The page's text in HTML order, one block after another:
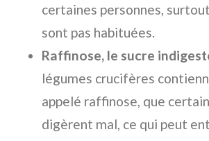
certaines personnes,
sont pas habituées.
Raffinose, le sucre
légumes crucifères
appelé raffinose, que
digèrent mal, ce qui peut